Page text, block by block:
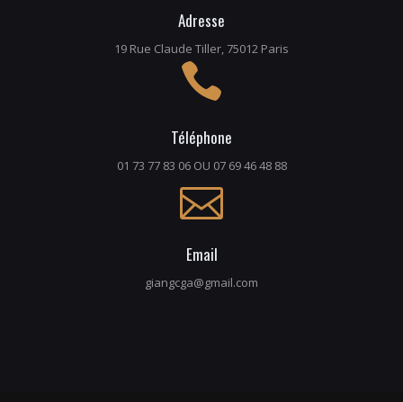
Adresse
19 Rue Claude Tiller, 75012 Paris
Téléphone
01 73 77 83 06 OU 07 69 46 48 88
Email
giangcga@gmail.com